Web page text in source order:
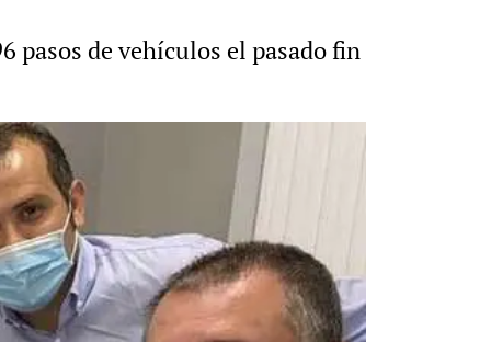
pasos de vehículos el pasado fin